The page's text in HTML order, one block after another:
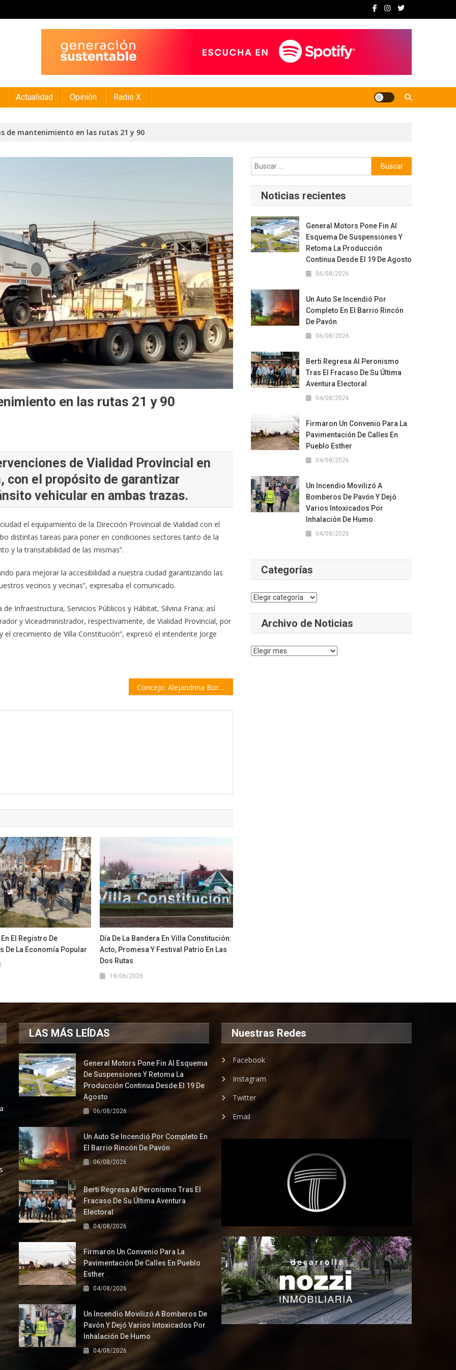
Actualidad Opinión Radio X
de mantenimiento en las rutas 21 y 90
en las rutas 21 y 90
de Vialidad Provincial en
con el propósito de garantizar
vehicular en ambas trazas.
el equipamiento de la Dirección Provincial de Vialidad con el
distintas tareas para poner en condiciones sectores tanto de la
y la transitabilidad de las mismas”.
para mejorar la accesibilidad a nuestra ciudad garantizando las
vecinos y vecinas”, expresaba el comunicado.
Infraestructura, Servicios Públicos y Hábitat, Silvina Frana; así
y Viceadministrador, respectivamente, de Vialidad Provincial, por
crecimiento de Villa Constitución”, expresó el intendente Jorge
Concejo: Alejandrina Borgatta encabeza la lista oficial del Frente de Todos
El Registro De
De La Economía Popular
Día De La Bandera En Villa Constitución:
Acto, Promesa Y Festival Patrio En Las
Dos Rutas
19/06/2026
Buscar:
Noticias recientes
General Motors Pone Fin Al
Esquema De Suspensiones Y
Retoma La Producción
Continua Desde El 19 De Agosto
06/08/2026
Un Auto Se Incendió Por
Completo En El Barrio Rincón
De Pavón
06/08/2026
Berti Regresa Al Peronismo
Tras El Fracaso De Su Última
Aventura Electoral
04/08/2026
Firmaron Un Convenio Para La
Pavimentación De Calles En
Pueblo Esther
04/08/2026
Un Incendio Movilizó A
Bomberos De Pavón Y Dejó
Varios Intoxicados Por
Inhalación De Humo
04/08/2026
Categorías
Categorías
Archivo de Noticias
Archivo
LAS MÁS LEÍDAS
General Motors Pone Fin Al Esquema
De Suspensiones Y Retoma La
Producción Continua Desde El 19 De
Agosto
06/08/2026
Un Auto Se Incendió Por Completo En
El Barrio Rincón De Pavón
06/08/2026
Berti Regresa Al Peronismo Tras El
Fracaso De Su Última Aventura
Electoral
04/08/2026
Firmaron Un Convenio Para La
Pavimentación De Calles En Pueblo
Esther
04/08/2026
Un Incendio Movilizó A Bomberos De
Pavón Y Dejó Varios Intoxicados Por
Inhalación De Humo
04/08/2026
Nuestras Redes
Facebook
Instagram
Twitter
Email